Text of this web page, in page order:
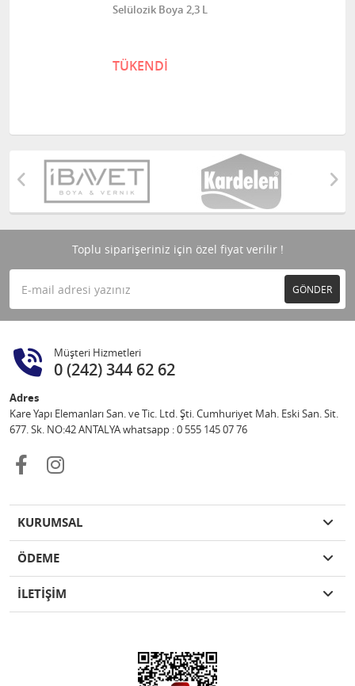
Selülozik Boya 2,3 L
TÜKENDİ
Toplu siparişeriniz için özel fiyat verilir !
GÖNDER
Müşteri Hizmetleri
0 (242) 344 62 62
Adres
Kare Yapı Elemanları San. ve Tic. Ltd. Şti. Cumhuriyet Mah. Eski San. Sit.
677. Sk. NO:42 ANTALYA whatsapp : 0 555 145 07 76
KURUMSAL
ÖDEME
İLETİŞİM